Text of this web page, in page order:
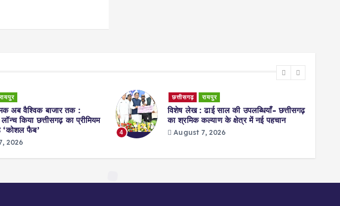
अब वैश्विक बाजार तक :
किया छत्तीसगढ़ का प्रीमियम
‘कोशल फैब’
2026
4
छत्तीसगढ़ रायपुर
विशेष लेख : ढाई साल की उपलब्धियाँ- छत्तीसगढ़
का श्रमिक कल्याण के क्षेत्र में नई पहचान
August 7, 2026